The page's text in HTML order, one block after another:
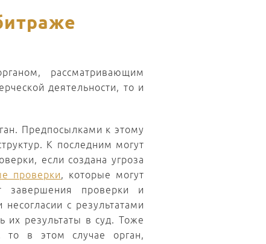
рассматривающим
деятельности, то и
Предпосылками к этому
К последним могут
если создана угроза
проверки, которые могут
завершения проверки и
с результатами
результаты в суд. Тоже
то в этом случае орган,